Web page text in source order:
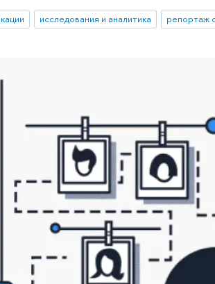
исследования и аналитика репортаж